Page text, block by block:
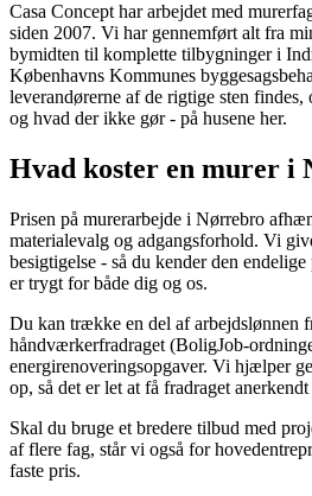
Casa Concept har arbejdet med
siden 2007. Vi har gennemført alt fra
bymidten til komplette tilbygninger i
Københavns Kommunes
leverandørerne af de rigtige sten
og hvad der ikke gør - på husene her.
Hvad koster en murer i
Prisen på murerarbejde i Nørrebro
materialevalg og adgangsforhold. Vi
besigtigelse - så du kender den
er trygt for både dig og os.
Du kan trække en del af arbejdslønnen
håndværkerfradraget (BoligJob-
energirenoveringsopgaver. Vi hjælper
op, så det er let at få fradraget
Skal du bruge et bredere tilbud med
af flere fag, står vi også for
faste pris.